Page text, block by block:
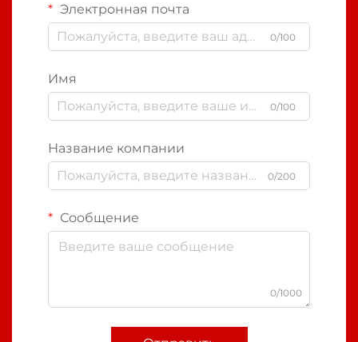
Электронная почта
0/100
Имя
0/100
Название компании
0/200
Сообщение
0/1000